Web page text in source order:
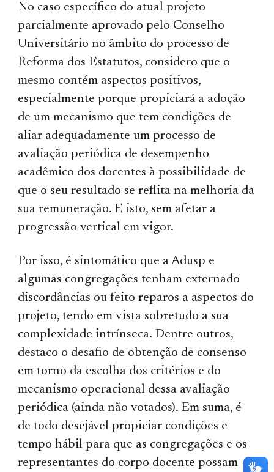
No caso específico do atual projeto
parcialmente aprovado pelo Conselho
Universitário no âmbito do processo de
Reforma dos Estatutos, considero que o
mesmo contém aspectos positivos,
especialmente porque propiciará a adoção
de um mecanismo que tem condições de
aliar adequadamente um processo de
avaliação periódica de desempenho
acadêmico dos docentes à possibilidade de
que o seu resultado se reflita na melhoria da
sua remuneração. E isto, sem afetar a
progressão vertical em vigor.
Por isso, é sintomático que a Adusp e
algumas congregações tenham externado
discordâncias ou feito reparos a aspectos do
projeto, tendo em vista sobretudo a sua
complexidade intrínseca. Dentre outros,
destaco o desafio de obtenção de consenso
em torno da escolha dos critérios e do
mecanismo operacional dessa avaliação
periódica (ainda não votados). Em suma, é
de todo desejável propiciar condições e
tempo hábil para que as congregações e os
representantes do corpo docente possam